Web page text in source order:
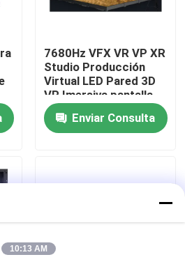
7680Hz VFX VR VP XR
Studio Producción
Virtual LED Pared 3D
VR Imersiva pantalla
LED
Enviar Consulta
10:13 AM